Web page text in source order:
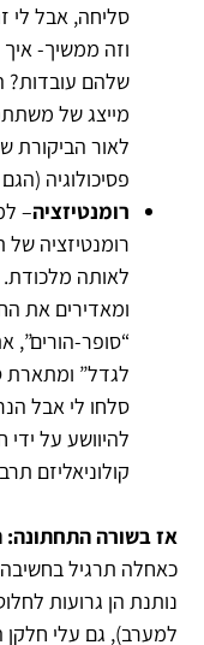
סליחה, אבל לי
וזה ממשיך-
שלהם עובדות?
מייצג של
לאור הביקורת
פסיכולוגיה
רומנטיזציה–
רומנטיזציה של
לאותה
ומאדירים את
“סופר-
לגדל” ומתארת
סלחו לי אבל
להיוושע על
קולוניאליזם
אז בשורה
כאחלה תרגיל
נותנת הן גרועות
למערב), גם עלי חלקן